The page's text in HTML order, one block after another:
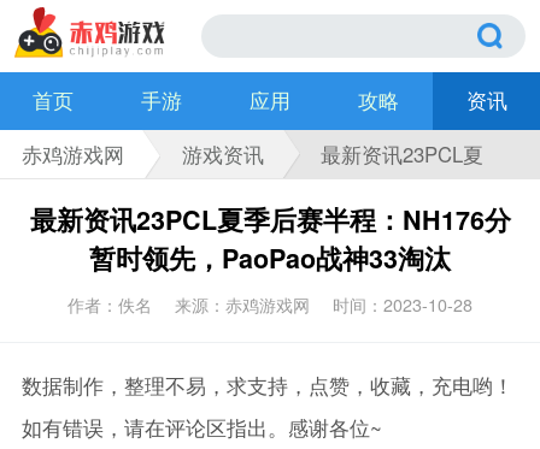
首页 手游 应用 攻略
资讯
赤鸡游戏网
游戏资讯
最新资讯23PCL夏
季后赛半程：
NH176分暂时领
先，PaoPao战神33
最新资讯23PCL夏季后赛半程：NH176分
暂时领先，PaoPao战神33淘汰
作者：佚名 来源：赤鸡游戏网 时间：2023-10-28
数据制作，整理不易，求支持，点赞，收藏，充电哟！
如有错误，请在评论区指出。感谢各位~